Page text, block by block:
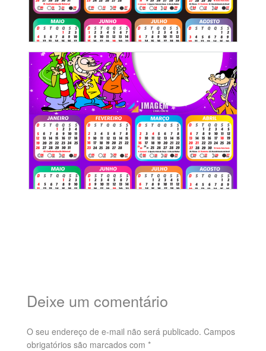
Deixe um comentário
O seu endereço de e-mail não será publicado. Campos
obrigatórios são marcados com *